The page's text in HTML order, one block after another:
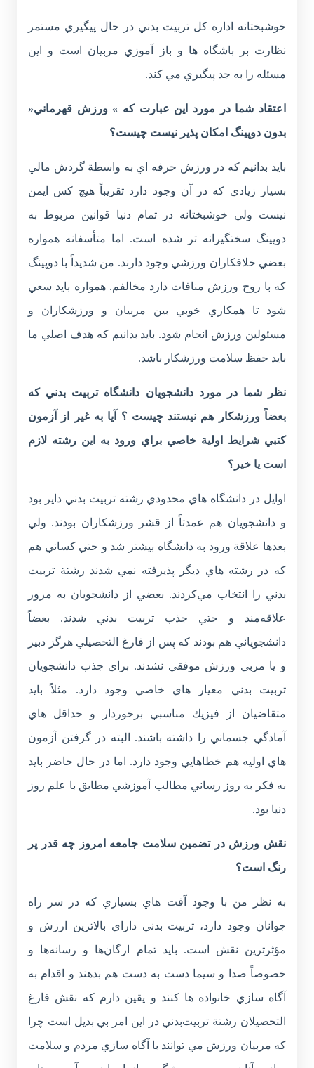
خوشبختانه اداره كل تربيت بدني در حال پيگيري مستمر
نظارت بر باشگاه ها و باز آموزي مربيان است و اين
مسئله را به جد پيگيري مي کند.
اعتقاد شما در مورد اين عبارت كه » ورزش قهرماني«
بدون دوپينگ امكان پذير نيست چيست؟
بايد بدانيم كه در ورزش حرفه اي به واسطة گردش مالي
بسيار زيادي كه در آن وجود دارد تقريباً هيچ كس ايمن
نيست ولي خوشبختانه در تمام دنيا قوانين مربوط به
دوپينگ سختگيرانه تر شده است. اما متأسفانه همواره
بعضي خلافكاران ورزشي وجود دارند. من شديداً با دوپينگ
كه با روح ورزش منافات دارد مخالفم. همواره بايد سعي
شود تا همكاري خوبي بين مربيان و ورزشكاران و
مسئولين ورزش انجام شود. بايد بدانيم كه هدف اصلي ما
بايد حفظ سلامت ورزشكار باشد.
نظر شما در مورد دانشجويان دانشگاه تربيت بدني كه
بعضاً ورزشكار هم نيستند چيست ؟ آيا به غير از آزمون
کتبي شرايط اولية خاصي براي ورود به اين رشته لازم
است يا خير؟
اوايل در دانشگاه هاي محدودي رشته تربيت بدني داير بود
و دانشجويان هم عمدتاً از قشر ورزشكاران بودند. ولي
بعدها علاقة ورود به دانشگاه بيشتر شد و حتي كساني هم
كه در رشته هاي ديگر پذيرفته نمي شدند رشتة تربيت
بدني را انتخاب مي‌كردند. بعضي از دانشجويان به مرور
علاقه‌مند و حتي جذب تربيت بدني شدند. بعضاً
دانشجوياني هم بودند كه پس از فارغ التحصيلي هرگز دبير
و يا مربي ورزش موفقي نشدند. براي جذب دانشجويان
تربيت بدني معيار هاي خاصي وجود دارد. مثلاً بايد
متقاضيان از فيزيك مناسبي برخوردار و حداقل هاي
آمادگي جسماني را داشته باشند. البته در گرفتن آزمون
هاي اوليه هم خطاهايي وجود دارد. اما در حال حاضر بايد
به فكر به روز رساني مطالب آموزشي مطابق با علم روز
دنيا بود.
نقش ورزش در تضمين سلامت جامعه امروز چه قدر پر
رنگ است؟
به نظر من با وجود آفت هاي بسياري كه در سر راه
جوانان وجود دارد، تربيت بدني داراي بالاترين ارزش و
مؤثرترين نقش است. بايد تمام ارگان‌ها و رسانه‌ها و
خصوصاً صدا و سيما دست به دست هم بدهند و اقدام به
آگاه سازي خانواده ها كنند و يقين دارم كه نقش فارغ
التحصيلان رشتة تربيت‌بدني در اين امر بي بديل است چرا
كه مربيان ورزش مي توانند با آگاه سازي مردم و سلامت